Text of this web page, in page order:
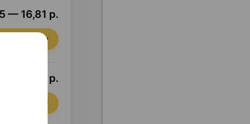
— 16,81 р.
В корзину
— 4,36 р.
В корзину